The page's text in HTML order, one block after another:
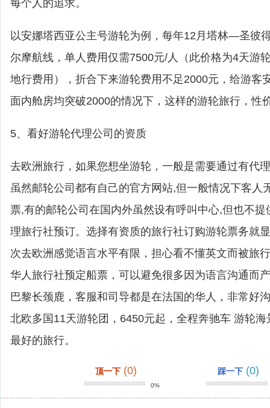
每个人的追求。
以安娜塔西亚公主号游轮为例，每年12月塔林—圣
尔摩航线，单人费用仅需7500元/人（此价格为4天游
地行费用），折合下来游轮费用不足2000元，给游客
面内舱房均突破2000的情况下，这样的游轮旅行，性
5、看好游轮代理公司的资质
去欧洲旅行，如果您想坐游轮，一般是需要通过有代
虽然邮轮公司都有自己的官方网站,但一般情况下客人
票,有的邮轮公司在国内外虽然设有呼叫中心,但也不
理旅行社预订。选择有资质的旅行社订购游轮票务就
次去欧洲感觉语言水平有限，担心看不懂英文而被旅
华人旅行社预定船票，可以避免很多因为语言沟通而
巴黎长颈鹿，客服和司导都是在法国的华人，非常好
北欧多国11天游轮团，6450元起，全程奔驰车 游轮
最好的旅行。
顶一下 (0)
0%
踩一下 (0)